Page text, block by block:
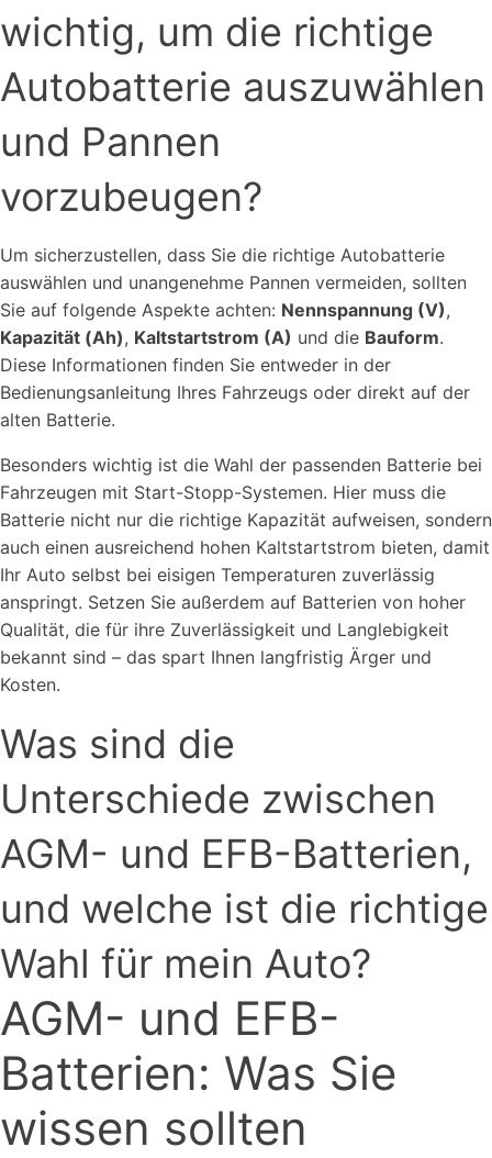
wichtig, um die richtige
Autobatterie auszuwählen
und Pannen
vorzubeugen?
Um sicherzustellen, dass Sie die richtige Autobatterie
auswählen und unangenehme Pannen vermeiden, sollten
Sie auf folgende Aspekte achten: Nennspannung (V),
Kapazität (Ah), Kaltstartstrom (A) und die Bauform.
Diese Informationen finden Sie entweder in der
Bedienungsanleitung Ihres Fahrzeugs oder direkt auf der
alten Batterie.
Besonders wichtig ist die Wahl der passenden Batterie bei
Fahrzeugen mit Start-Stopp-Systemen. Hier muss die
Batterie nicht nur die richtige Kapazität aufweisen, sondern
auch einen ausreichend hohen Kaltstartstrom bieten, damit
Ihr Auto selbst bei eisigen Temperaturen zuverlässig
anspringt. Setzen Sie außerdem auf Batterien von hoher
Qualität, die für ihre Zuverlässigkeit und Langlebigkeit
bekannt sind – das spart Ihnen langfristig Ärger und
Kosten.
Was sind die
Unterschiede zwischen
AGM- und EFB-Batterien,
und welche ist die richtige
Wahl für mein Auto?
AGM- und EFB-
Batterien: Was Sie
wissen sollten